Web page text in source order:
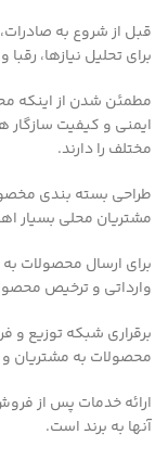
قبل از شروع به
برای تحلیل نیازها،
مطمئن شدن از اینکه
ایمنی و کیفیت سازگار
مختلف را دارند.
طراحی بسته بندی
مشتریان محلی بسیار
برای ارسال محصولات
وارداتی و ترخیص
برقراری شبکه توزیع و
محصولات به مشتریان
ارائه خدمات پس از
آنها به برند است.